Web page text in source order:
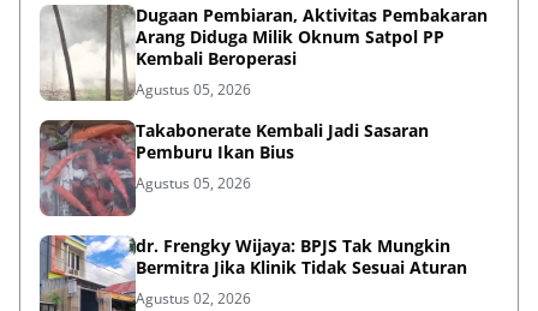
Dugaan Pembiaran, Aktivitas Pembakaran
Arang Diduga Milik Oknum Satpol PP
Kembali Beroperasi
Agustus 05, 2026
Takabonerate Kembali Jadi Sasaran
Pemburu Ikan Bius
Agustus 05, 2026
dr. Frengky Wijaya: BPJS Tak Mungkin
Bermitra Jika Klinik Tidak Sesuai Aturan
Agustus 02, 2026